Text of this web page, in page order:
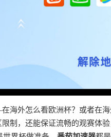
海外怎么看欧洲杯？或者在
制，还能保证流畅的观赛体